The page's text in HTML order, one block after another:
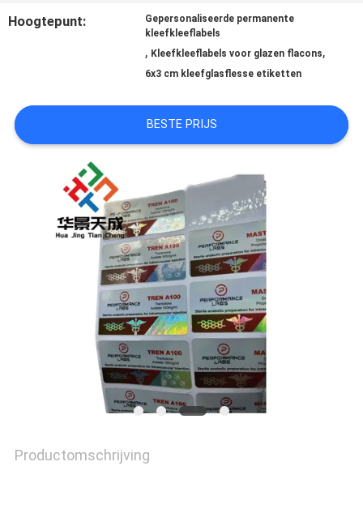
GEVALLEN
PRIVACY
POLICY
Hoogtepunt:
Gepersonaliseerde permanente
kleefkleeflabels
, Kleefkleeflabels voor glazen flacons,
6x3 cm kleefglasflesse etiketten
BESTE PRIJS
Productomschrijving